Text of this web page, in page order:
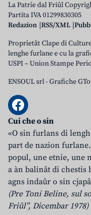
La Patrie dal Friûl
Partita IVA 01299830305
Redazion RSS/XML
Proprietât Clape di
lenghe furlane e cu la
USPI – Union Stampe
ENSOUL srl-Grafiche
Cui che o sin
«O sin furlans di
part de nazion
popul, une etnie, une
a àn balinât di chestis
agns indaûr o sin
(Pre Toni Beline, sul
Friûl”, Dicembar 1978)